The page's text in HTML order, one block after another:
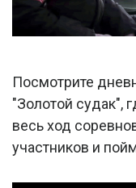
Посмотрите
"Золотой судак",
весь ход
участников и